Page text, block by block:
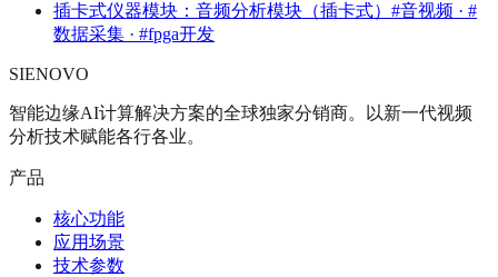
插卡式仪器模块：音频分析模块（插卡式） #音视频 · #
数据采集 · #fpga开发
SIENOVO
智能边缘AI计算解决方案的全球独家分销商。以新一代视频
分析技术赋能各行各业。
产品
核心功能
应用场景
技术参数